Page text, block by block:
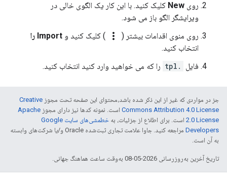
روی New کلیک کنید. با این کار یک الگوی خالی در
ویرایشگر الگو باز می شود.
روی منوی اقدامات بیشتر (
more_vert ) کلیک کنید و Import را
انتخاب کنید.
فایل
.tpl را که می خواهید وارد کنید انتخاب کنید.
جز در مواردی که غیر از این ذکر شده باشد،‌محتوای این صفحه تحت مجوز Creative
Commons Attribution 4.0 License است. نمونه کدها نیز دارای مجوز Apache
2.0 License است. برای اطلاع از جزئیات، به
خطمشی‌های سایت Google
Developers‏
مراجعه کنید. جاوا علامت تجاری ثبت‌شده Oracle و/یا شرکت‌های وابسته
به آن است.
تاریخ آخرین به‌روزرسانی 2026-05-08 به‌وقت ساعت هماهنگ جهانی.